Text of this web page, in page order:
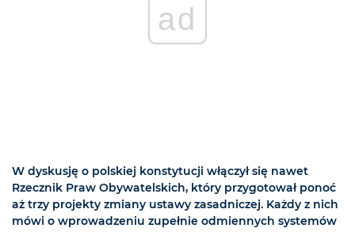
ad
W dyskusję o polskiej konstytucji włączył się nawet
Rzecznik Praw Obywatelskich, który przygotował ponoć
aż trzy projekty zmiany ustawy zasadniczej. Każdy z nich
mówi o wprowadzeniu zupełnie odmiennych systemów